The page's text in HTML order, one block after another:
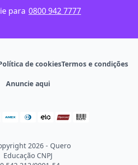
para 0800 942 7777
de cookiesTermos e condições
Anuncie aqui
2026 - Quero
Educação CNPJ